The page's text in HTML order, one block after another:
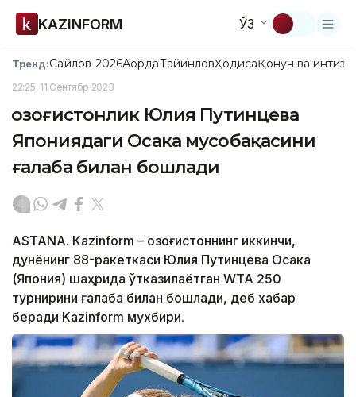
KAZINFORM ЎЗ
Тренд:Сайлов-2026АқордаТайинловҲодисаҚонун ва
22:25, 11 Сентябр 2023
Қозоғистонлик Юлия Путинцева
Япониядаги Осака мусобақасини
ғалаба билан бошлади
ASTANА. Кazinform – Қозоғистоннинг иккинчи,
дунёнинг 88-ракеткаси Юлия Путинцева Осака
(Япония) шаҳрида ўтказилаётган WТА 250
турнирини ғалаба билан бошлади, деб хабар
беради Kazinform мухбири.